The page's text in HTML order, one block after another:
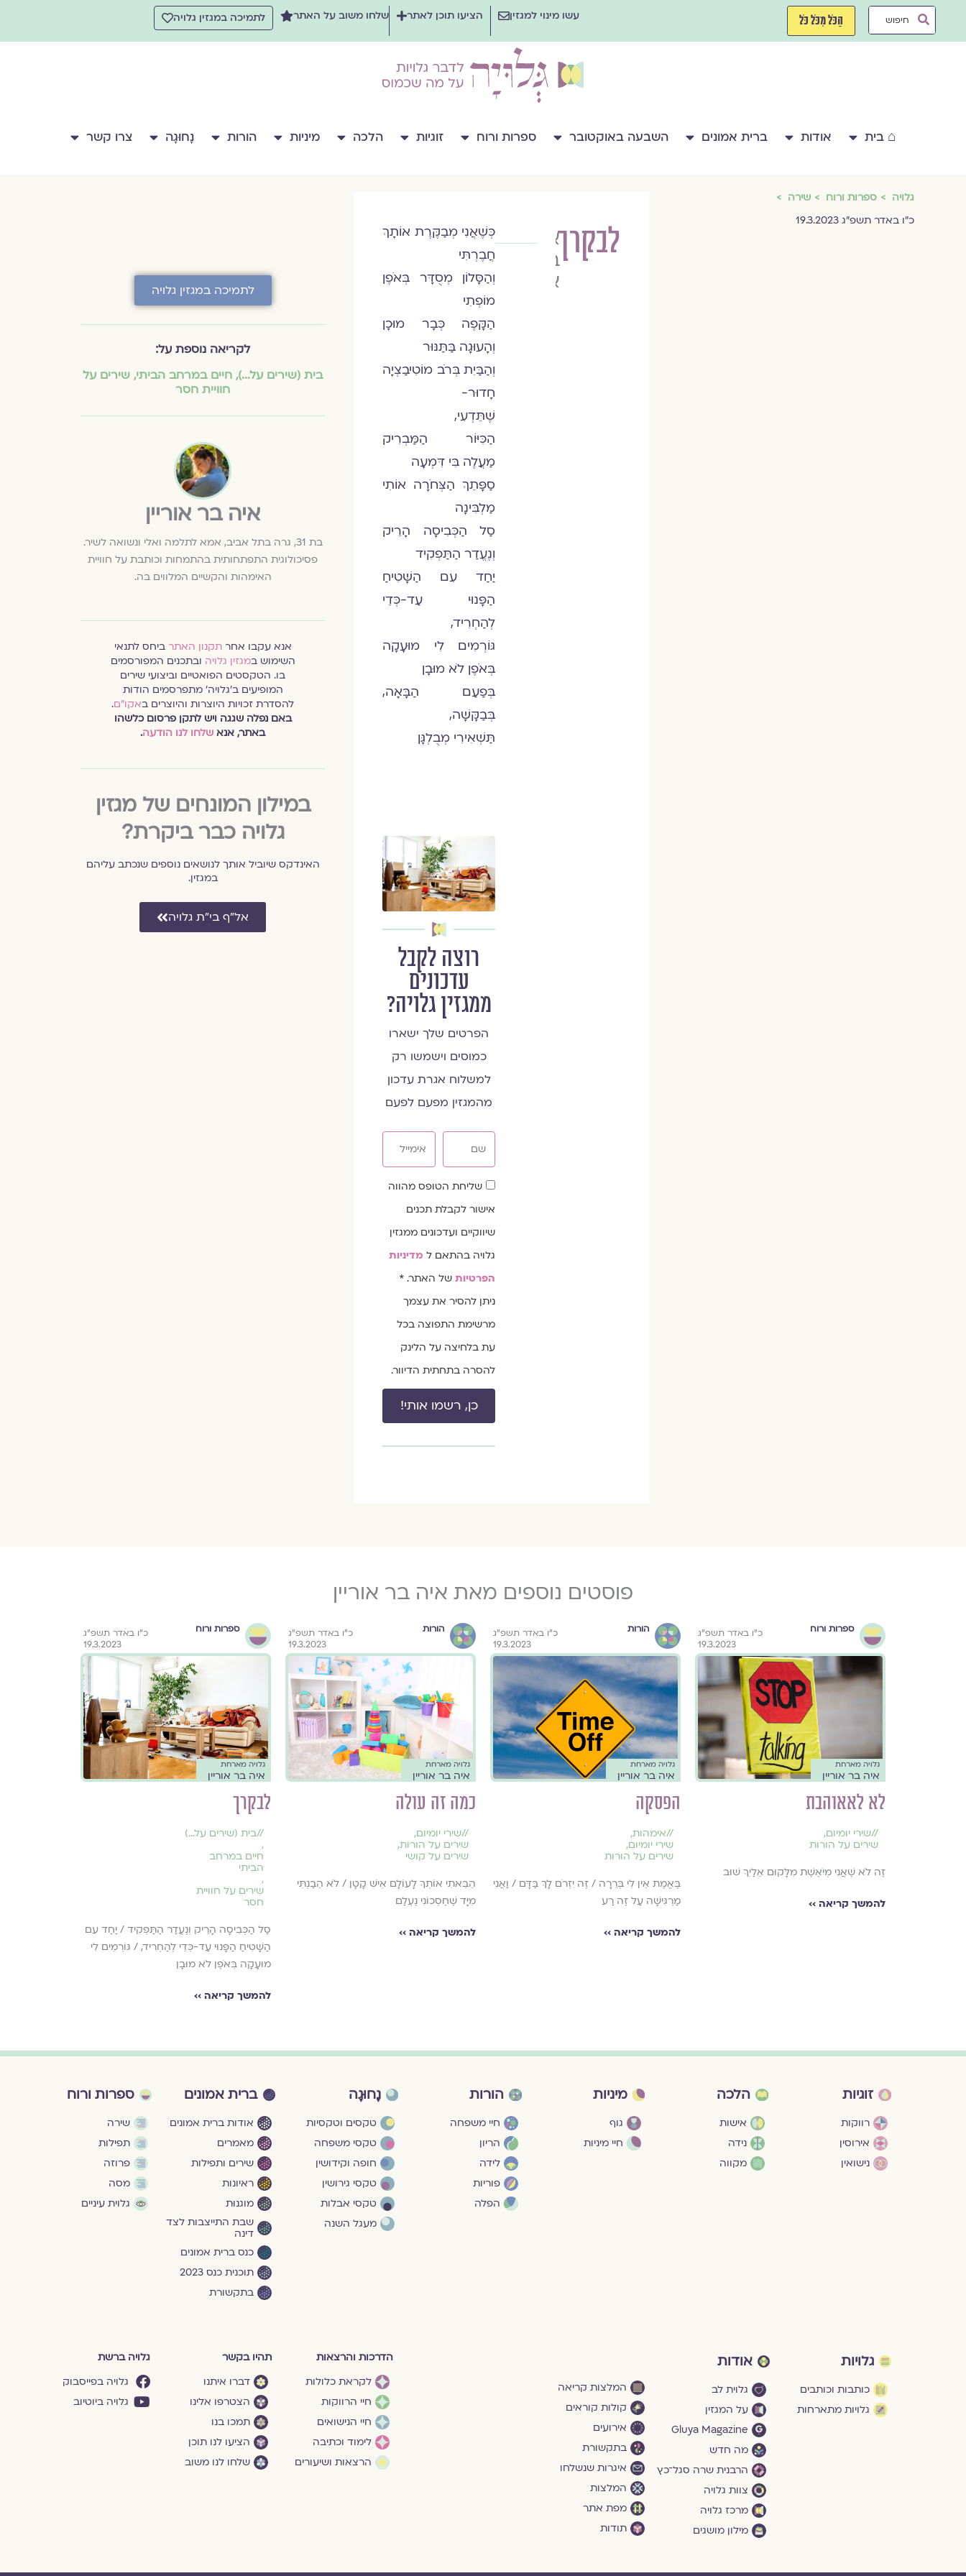
Search
הַכֹּל מִכֹּל כֹּל עשו מינוי למגזין הציעו תוכן לאתר שלחו משוב על האתר לתמיכה במגזין גלויה
⌂ בית אודות ברית אמונים השבעה באוקטובר ספרות ורוח זוגיות הלכה מיניות הורות נָחוּגָה צרו קשר
גלויה ספרות ורוח
שירה
כ״ו באדר תשפ״ג 19.3.2023
לבקרךאיה
בר
אוריין
כְּשֶׁאֲנִי מְבַקֶּרֶת אוֹתָךְ
חֲבֶרְתִּי
וְהַסָּלוֹן מְסֻדָּר בְּאֹפֶן
מוֹפְתִי
הַקָּפֶה כְּבָר מוּכָן
וְהָעוּגָה בַּתַּנּוּר
וְהַבַּיִת בְּרֹב מוֹטִיבַצְיָה
חָדוּר-
שֶׁתֵּדְעִי,
הַכִּיּוֹר הַמַּבְרִיק
מַעֲלֶה בִּי דִּמְעָה
סַפָּתֵךְ הַצְּחֹרָה אוֹתִי
מַלְבִּינָה
סַל הַכְּבִיסָה הָרֵיק
וְנֶעֱדַר הַתַּפְקִיד
יַחַד עִם הַשָּׁטִיחַ
הַפָּנוּי עַד-כְּדֵי
לְהַחְרִיד,
גּוֹרְמִים לִי מוּעָקָה
בְּאֹפֶן לֹא מוּבָן
בְּפַעַם הַבָּאָה,
בְּבַקָּשָׁה,
תַּשְׁאִירִי מְבֻלְגָּן
רוצה לקבל
עדכונים
ממגזין גלויה?
הפרטים שלך ישארו
כמוסים וישמשו רק
למשלוח אגרת עדכון
מהמגזין מפעם לפעם
שדהשליחת הטופס מהווה
אישור לקבלת תכנים
שיווקיים ועדכונים ממגזין
גלויה בהתאם למדיניות
הפרטיותשל האתר. *
ניתן להסיר את עצמך
מרשימת התפוצה בכל
עת בלחיצה על הלינק
להסרה בתחתית הדיוור.
כן, רשמו אותי!
לתמיכה במגזין גלויה
לקריאה נוספת על:
בית (שירים על...), חיים במרחב הביתי, שירים על
חוויית חסר
איה בר אוריין
בת 31, גרה בתל אביב, אמא לתלמה ואלי ונשואה לשיר.
פסיכולוגית התפתחותית בהתמחות וכותבת על חוויית
האימהות והקשיים המלווים בה.
אנא עקבו אחרתקנון האתר ביחס לתנאי
השימוש במגזין גלויה ובתכנים המפורסמים
בו. הטקסטים הפואטיים וביצועי שירים
המופיעים ב׳גלויה׳ מתפרסמים הודות
להסדרת זכויות היוצרות והיוצרים באקו״ם.
באם נפלה שגגה ויש לתקן פרסום כלשהו
באתר, אנא שלחו לנו הודעה.
במילון המונחים של מגזין
גלויה כבר ביקרת?
האינדקס שיוביל אותך לנושאים נוספים שנכתב עליהם
במגזין.
אל״ף בי״ת גלויה
פוסטים נוספים מאת איה בר אוריין
ספרות ורוח
כ״ו באדר תשפ״ג
19.3.2023
גלויה מארחת
איה בר אוריין
לא לאאוהבת
//שירי יומיום,
שירים על הורות
זֶה לֹא שֶׁאֲנִי מְיֹאֶשֶׁת מִלָּקוּם אֵלַיִךְ שׁוּב
להמשך קריאה ››
הורות
כ״ו באדר תשפ״ג
19.3.2023
גלויה מארחת
איה בר אוריין
הפסקה
//אימהות,
שירי יומיום,
שירים על הורות
בֶּאֱמֶת אֵין לִי בְּרֵרָה / זֶה יִזְרֹם לָךְ בַּדָּם / וַאֲנִי
מַרְגִּישָׁה עַל זֶה רַע
להמשך קריאה ››
הורות
כ״ו באדר תשפ״ג
19.3.2023
גלויה מארחת
איה בר אוריין
כמה זה עולה
//שירי יומיום,
שירים על הורות,
שירים על קושי
הֵבֵאתִי אוֹתְךָ לָעוֹלָם אִישׁ קָטָן / לֹא הֵבַנְתִּי
מִיָּד שֶׁחֶסְכוֹנִי נֶעְלַם
להמשך קריאה ››
ספרות ורוח
כ״ו באדר תשפ״ג
19.3.2023
גלויה מארחת
איה בר אוריין
לבקרך
//בית (שירים על...)
,
חיים במרחב
הביתי
,
שירים על חוויית
חסר
סַל הַכְּבִיסָה הָרֵיק וְנֶעֱדַר הַתַּפְקִיד / יַחַד עִם
הַשָּׁטִיחַ הַפָּנוּי עַד-כְּדֵי לְהַחְרִיד, / גּוֹרְמִים לִי
מוּעָקָה בְּאֹפֶן לֹא מוּבָן
להמשך קריאה ››
זוגיות
רווקות
אירוסין
נישואין
הלכה
אישות
נידה
מקווה
מיניות
גוף
חיי מיניות
הורות
חיי משפחה
הריון
לידה
פוריות
הפלה
נָחוּגָה
טקסים וטקסיות
טקסי משפחה
חופה וקידושין
טקסי גירושין
טקסי אבלות
מעגל השנה
ברית אמונים
אודות ברית אמונים
מאמרים
שירים ותפילות
ראיונות
מוגנוּת
שבת התייצבות לצד
דינה
כנס ברית אמונים
תוכנית כנס 2023
בתקשורת
ספרות ורוח
שירה
תפילות
פרוזה
מסה
גלוית עיניים
גלויות
כותבות וכותבים
גלויות מתארחות
אודות
גלוית לב
על המגזין
Gluya Magazine
מה חדש
הרבנית שרה סגל־כץ
צוות גלויה
מרכז גלויה
מילון מושגים
המלצות קריאה
קולות קוראים
אירועים
בתקשורת
איגרות שנשלחו
המלצות
מפת אתר
תודות
הדרכות והרצאות
לקראת כלולות
חיי הרווקות
חיי הנישואים
לימוד וכתיבה
הרצאות ושיעורים
תהיו בקשר
דברו איתנו
הצטרפו אלינו
תמכו בנו
הציעו לנו תוכן
שלחו לנו משוב
גלויה ברשת
גלויה בפייסבוק
גלויה ביוטיוב